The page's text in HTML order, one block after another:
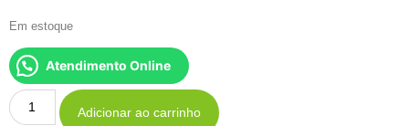
Em estoque
Atendimento Online
Adicionar ao carrinho